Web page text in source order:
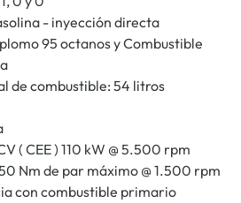
- inyección directa
95 octanos y Combustible
de combustible: 54 litros
( CEE ) 110 kW @ 5.500 rpm
Nm de par máximo @ 1.500 rpm
con combustible primario